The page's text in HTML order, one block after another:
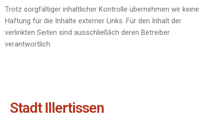
Trotz sorgfältiger inhaltlicher Kontrolle übernehmen wir keine
Haftung für die Inhalte externer Links. Für den Inhalt der
verlinkten Seiten sind ausschließlich deren Betreiber
verantwortlich.
Stadt Illertissen